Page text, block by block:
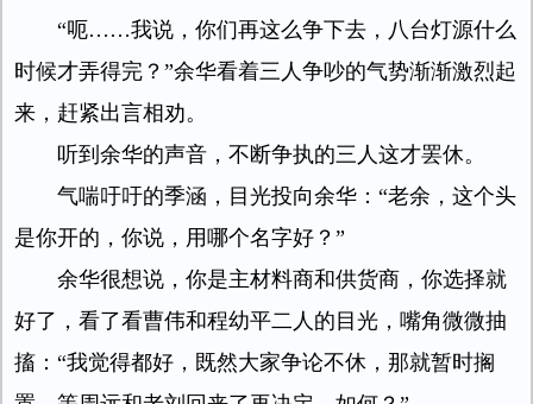
“呃……我说，你们再这么争下去，八台灯源什么
时候才弄得完？”余华看着三人争吵的气势渐渐激烈起
来，赶紧出言相劝。
听到余华的声音，不断争执的三人这才罢休。
气喘吁吁的季涵，目光投向余华：“老余，这个头
是你开的，你说，用哪个名字好？”
余华很想说，你是主材料商和供货商，你选择就
好了，看了看曹伟和程幼平二人的目光，嘴角微微抽
搐：“我觉得都好，既然大家争论不休，那就暂时搁